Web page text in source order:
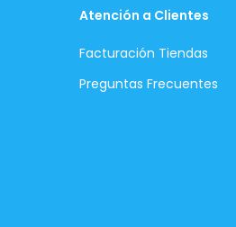
Atención a Clientes
Facturación Tiendas
Preguntas Frecuentes